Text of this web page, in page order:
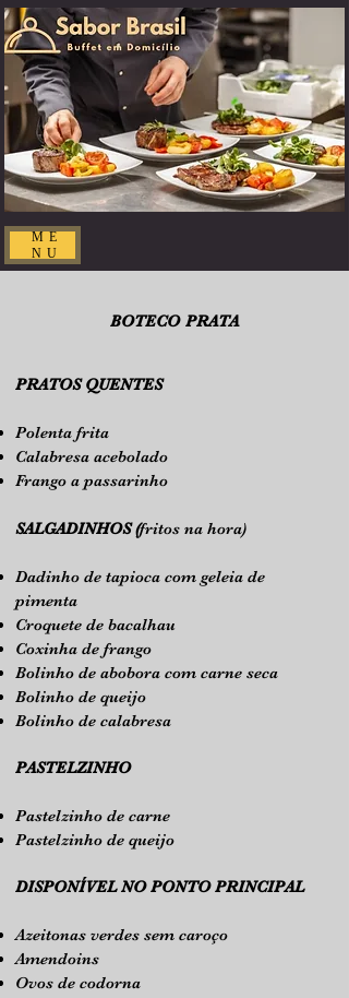
ME
NU
BOTECO PRATA
PRATOS QUENTES
Polenta frita
Calabresa acebolado
Frango a passarinho
SALGADINHOS (fritos na hora)
Dadinho de tapioca com geleia de
pimenta
Croquete de bacalhau
Coxinha de frango
Bolinho de abobora com carne seca
Bolinho de queijo
Bolinho de calabresa
PASTELZINHO
Pastelzinho de carne
Pastelzinho de queijo
DISPONÍVEL NO PONTO PRINCIPAL
Azeitonas verdes sem caroço
Amendoins
Ovos de codorna